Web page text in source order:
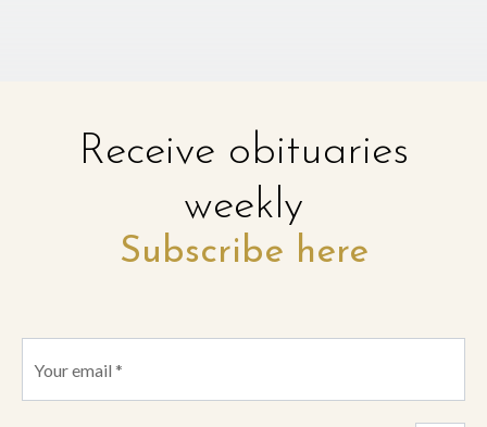
Receive obituaries
weekly
Subscribe here